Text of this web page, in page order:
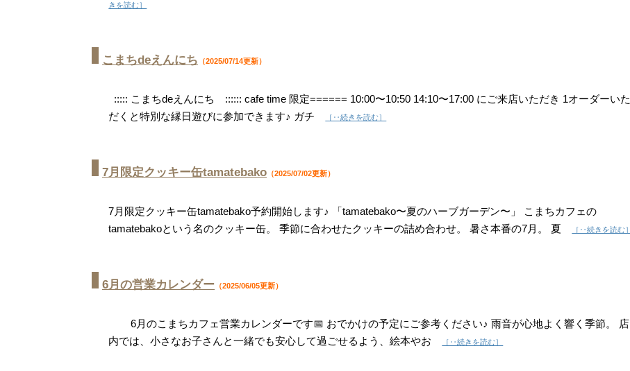
きを読む］
こまちdeえんにち （2025/07/14更新）
::::: こまちdeえんにち :::::: cafe time 限定====== 10:00〜10:50 14:10〜17:00 にご来店いただき 1オーダーいた
だくと特別な縁日遊びに参加できます♪ ガチ
［‥続きを読む］
7月限定クッキー缶tamatebako （2025/07/02更新）
7月限定クッキー缶tamatebako予約開始します♪ 「tamatebako〜夏のハーブガーデン〜」 こまちカフェの
tamatebakoという名のクッキー缶。 季節に合わせたクッキーの詰め合わせ。 暑さ本番の7月。 夏
［‥続きを読む］
6月の営業カレンダー （2025/06/05更新）
6月のこまちカフェ営業カレンダーです📅 おでかけの予定にご参考ください♪ 雨音が心地よく響く季節。 店
内では、小さなお子さんと一緒でも安心して過ごせるよう、絵本やお
［‥続きを読む］